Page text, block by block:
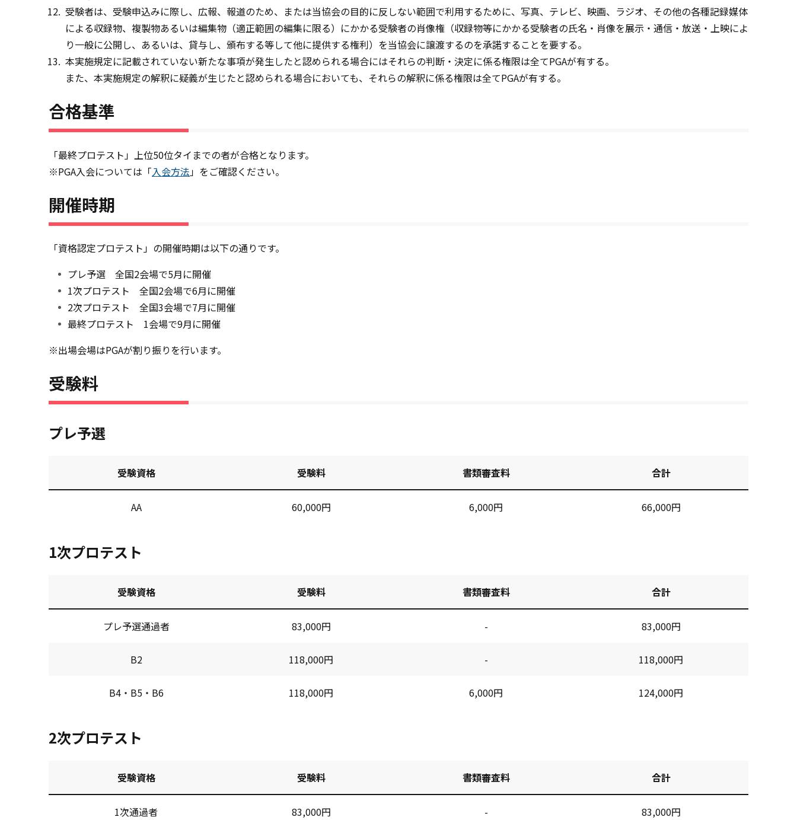
受験者は、受験申込みに際し、広報、報道のため、または当協会の目的に反しない範囲で利用するために、写真、テレビ、映画、ラジオ、その他の各種記録媒体
による収録物、複製物あるいは編集物（適正範囲の編集に限る）にかかる受験者の肖像権（収録物等にかかる受験者の氏名・肖像を展示・通信・放送・上映によ
り一般に公開し、あるいは、貸与し、頒布する等して他に提供する権利）を当協会に譲渡するのを承諾することを要する。
本実施規定に記載されていない新たな事項が発生したと認められる場合にはそれらの判断・決定に係る権限は全てPGAが有する。
また、本実施規定の解釈に疑義が生じたと認められる場合においても、それらの解釈に係る権限は全てPGAが有する。
合格基準
「最終プロテスト」上位50位タイまでの者が合格となります。
※PGA入会については「入会方法 」をご確認ください。
開催時期
「資格認定プロテスト」の開催時期は以下の通りです。
プレ予選 全国2会場で5月に開催
1次プロテスト 全国2会場で6月に開催
2次プロテスト 全国3会場で7月に開催
最終プロテスト 1会場で9月に開催
※出場会場はPGAが割り振りを行います。
受験料
プレ予選
受験資格 受験料 書類審査料 合計
AA 60,000円 6,000円 66,000円
1次プロテスト
受験資格 受験料 書類審査料 合計
プレ予選通過者 83,000円 - 83,000円
B2 118,000円 - 118,000円
B4・B5・B6 118,000円 6,000円 124,000円
2次プロテスト
受験資格 受験料 書類審査料 合計
1次通過者 83,000円 - 83,000円